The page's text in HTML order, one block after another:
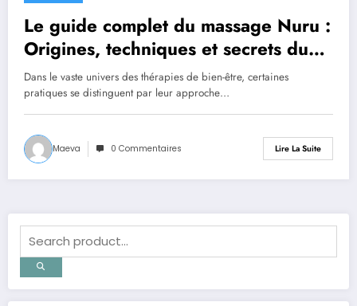
Le guide complet du massage Nuru :
Origines, techniques et secrets du
gel
Dans le vaste univers des thérapies de bien-être, certaines
pratiques se distinguent par leur approche…
Maeva 0 Commentaires Lire La Suite